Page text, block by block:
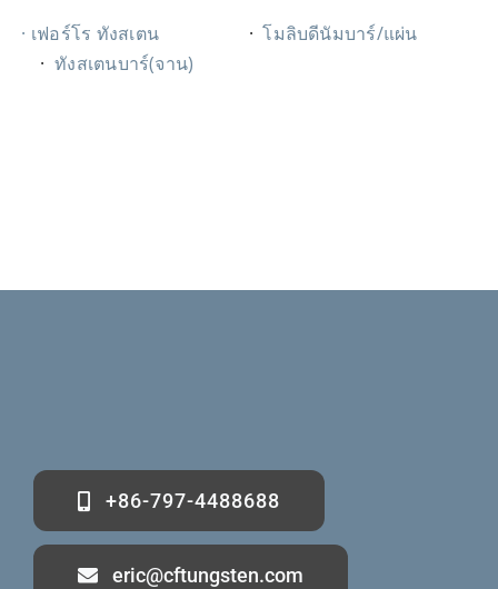
· เฟอร์โร ทังสเตน ·โมลิบดีนัมบาร์/แผ่น
·ทังสเตนบาร์(จาน)
+86-797-4488688
eric@cftungsten.com